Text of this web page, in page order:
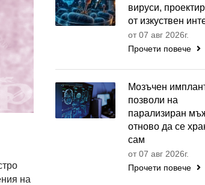
на
вируси,
от изкуствен
от 07 авг 2026г.
Прочети повече
Мозъчен
позволи на
парализиран
отново да се
сам
от 07 авг 2026г.
Прочети повече